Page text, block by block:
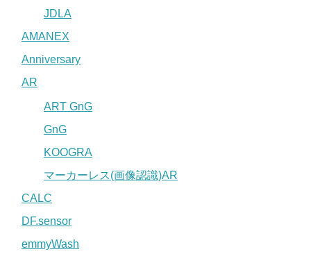
JDLA
AMANEX
Anniversary
AR
ART GnG
GnG
KOOGRA
マーカーレス(画像認識)AR
CALC
DF.sensor
emmyWash